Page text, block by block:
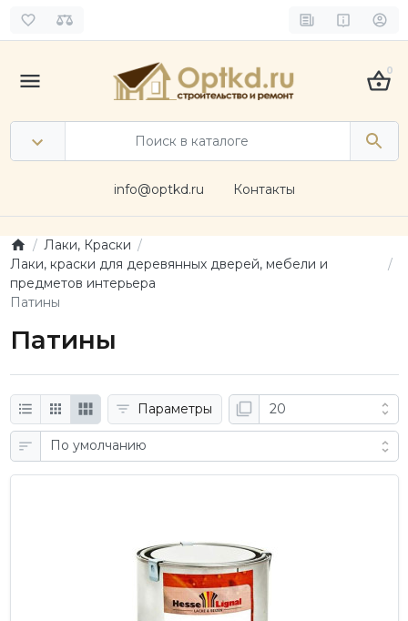
0
info@optkd.ru Контакты
Лаки, Краски
Лаки, краски для деревянных дверей, мебели и
предметов интерьера
Патины
Патины
Параметры